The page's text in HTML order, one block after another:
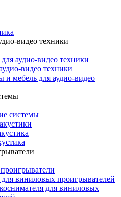
видео техники
аудио-видео техники
видео техники
мебель для аудио-видео
системы
виниловых проигрывателей
для виниловых